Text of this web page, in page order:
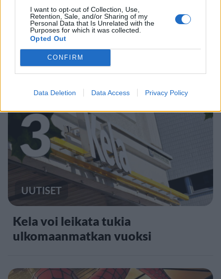
I want to opt-out of Collection, Use,
Retention, Sale, and/or Sharing of my
Personal Data that Is Unrelated with the
Purposes for which it was collected.
Opted Out
CONFIRM
Data Deletion Data Access Privacy Policy
MATKAILU
Finnairin lennoista osan lentää
jatkossa toinen lentoyhtiö –
matkustajille tärkeä rajoitus
3
UUTISET
Kela voi leikata tukia
ulkomaanmatkan vuoksi